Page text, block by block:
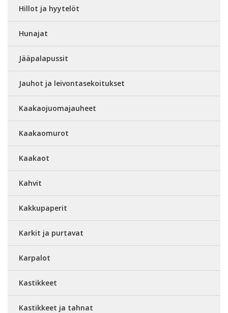
Hillot ja hyytelöt
Hunajat
Jääpalapussit
Jauhot ja leivontasekoitukset
Kaakaojuomajauheet
Kaakaomurot
Kaakaot
Kahvit
Kakkupaperit
Karkit ja purtavat
Karpalot
Kastikkeet
Kastikkeet ja tahnat